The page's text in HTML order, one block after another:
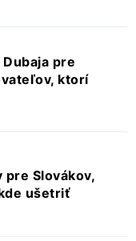
pre
ktorí
pre Slovákov,
ušetriť